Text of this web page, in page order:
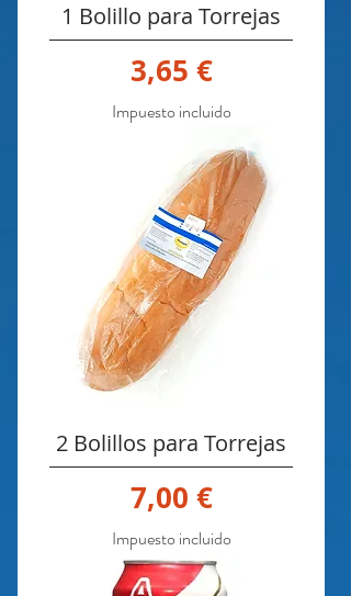
1 Bolillo para Torrejas
Precio
3,65 €
Impuesto incluido
2 Bolillos para Torrejas
Precio
7,00 €
Impuesto incluido